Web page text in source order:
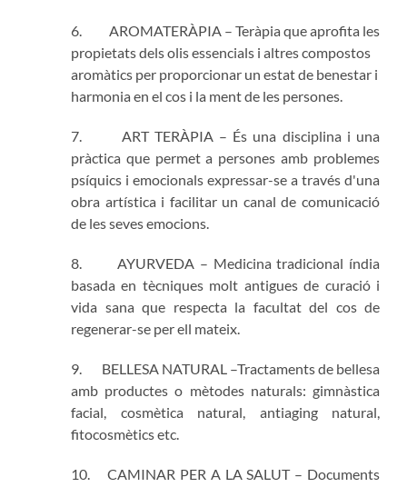
6. AROMATERÀPIA – Teràpia que aprofita les
propietats dels olis essencials i altres compostos
aromàtics per proporcionar un estat de benestar i
harmonia en el cos i la ment de les persones.
7. ART TERÀPIA – És una disciplina i una
pràctica que permet a persones amb problemes
psíquics i emocionals expressar-se a través d'una
obra artística i facilitar un canal de comunicació
de les seves emocions.
8. AYURVEDA – Medicina tradicional índia
basada en tècniques molt antigues de curació i
vida sana que respecta la facultat del cos de
regenerar-se per ell mateix.
9. BELLESA NATURAL –Tractaments de bellesa
amb productes o mètodes naturals: gimnàstica
facial, cosmètica natural, antiaging natural,
fitocosmètics etc.
10. CAMINAR PER A LA SALUT – Documents